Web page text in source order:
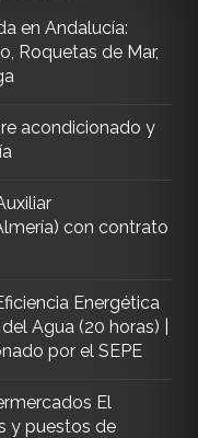
en Andalucía:
Roquetas de Mar,
acondicionado y
con contrato
Energética
Agua (20 horas) |
por el SEPE
El
y puestos de